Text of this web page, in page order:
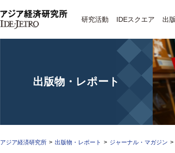
研究活動 IDEスクエア 出
出版物・レポート
アジア経済研究所 > 出版物・レポート > ジャーナル・マガジン >